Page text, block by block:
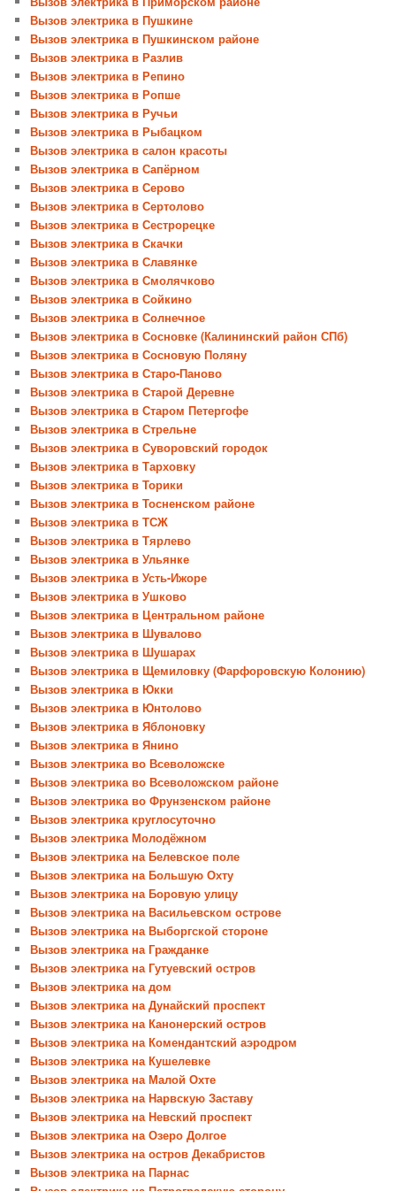
Вызов электрика в Пушкине
Вызов электрика в Пушкинском районе
Вызов электрика в Разлив
Вызов электрика в Репино
Вызов электрика в Ропше
Вызов электрика в Ручьи
Вызов электрика в Рыбацком
Вызов электрика в салон красоты
Вызов электрика в Сапёрном
Вызов электрика в Серово
Вызов электрика в Сертолово
Вызов электрика в Сестрорецке
Вызов электрика в Скачки
Вызов электрика в Славянке
Вызов электрика в Смолячково
Вызов электрика в Сойкино
Вызов электрика в Солнечное
Вызов электрика в Сосновке (Калининский район СПб)
Вызов электрика в Сосновую Поляну
Вызов электрика в Старо-Паново
Вызов электрика в Старой Деревне
Вызов электрика в Старом Петергофе
Вызов электрика в Стрельне
Вызов электрика в Суворовский городок
Вызов электрика в Тарховку
Вызов электрика в Торики
Вызов электрика в Тосненском районе
Вызов электрика в ТСЖ
Вызов электрика в Тярлево
Вызов электрика в Ульянке
Вызов электрика в Усть-Ижоре
Вызов электрика в Ушково
Вызов электрика в Центральном районе
Вызов электрика в Шувалово
Вызов электрика в Шушарах
Вызов электрика в Щемиловку (Фарфоровскую Колонию)
Вызов электрика в Юкки
Вызов электрика в Юнтолово
Вызов электрика в Яблоновку
Вызов электрика в Янино
Вызов электрика во Всеволожске
Вызов электрика во Всеволожском районе
Вызов электрика во Фрунзенском районе
Вызов электрика круглосуточно
Вызов электрика Молодёжном
Вызов электрика на Белевское поле
Вызов электрика на Большую Охту
Вызов электрика на Боровую улицу
Вызов электрика на Васильевском острове
Вызов электрика на Выборгской стороне
Вызов электрика на Гражданке
Вызов электрика на Гутуевский остров
Вызов электрика на дом
Вызов электрика на Дунайский проспект
Вызов электрика на Канонерский остров
Вызов электрика на Комендантский аэродром
Вызов электрика на Кушелевке
Вызов электрика на Малой Охте
Вызов электрика на Нарвскую Заставу
Вызов электрика на Невский проспект
Вызов электрика на Озеро Долгое
Вызов электрика на остров Декабристов
Вызов электрика на Парнас